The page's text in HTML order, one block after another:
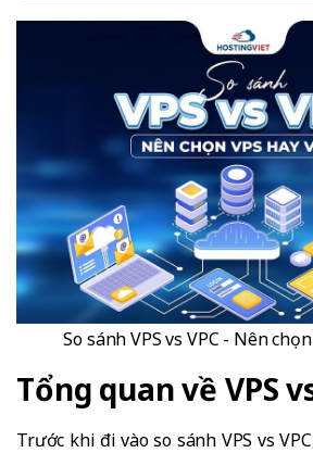
So sánh VPS vs VPC - Nên chọn
Tổng quan về VPS
Trước khi đi vào so sánh VPS vs